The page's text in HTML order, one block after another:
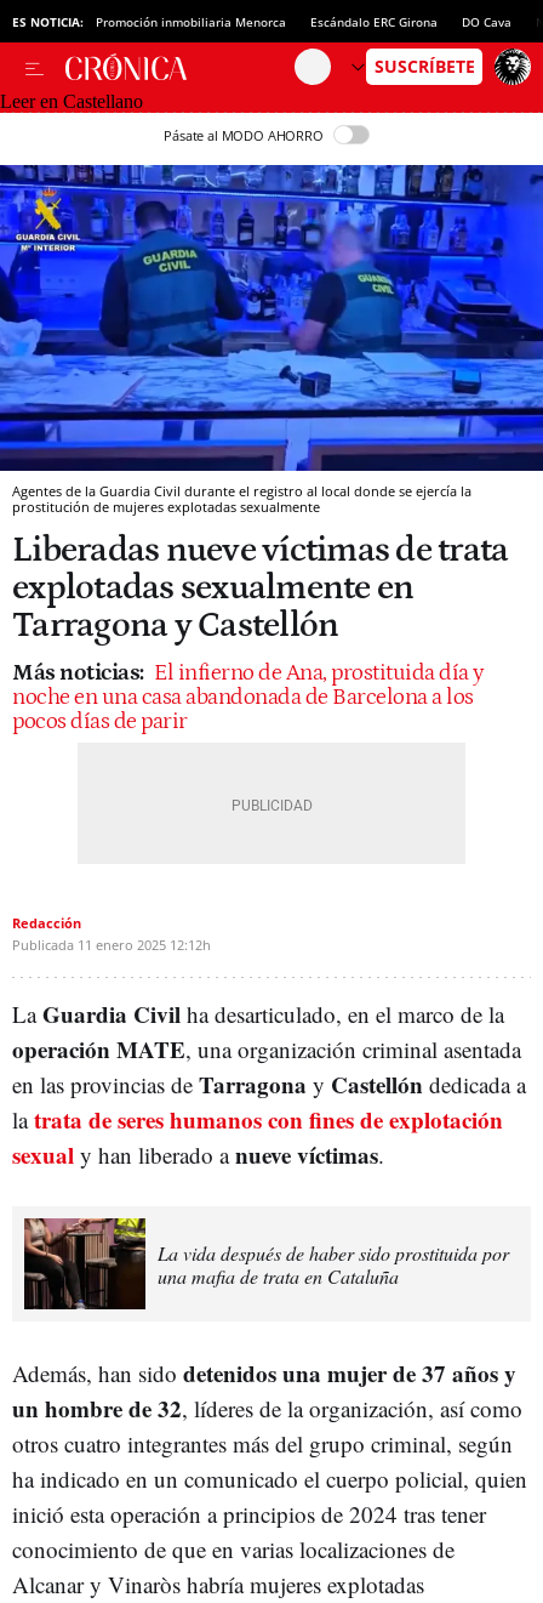
ES NOTICIA: Promoción inmobiliaria Menorca Escándalo ERC Girona DO Cava
Leer en Castellano
Pásate al MODO AHORRO
Agentes de la Guardia Civil durante el registro al local donde se ejercía la
prostitución de mujeres explotadas sexualmente
Liberadas nueve víctimas de trata
explotadas sexualmente en
Tarragona y Castellón
Más noticias: El infierno de Ana, prostituida día y
noche en una casa abandonada de Barcelona a los
pocos días de parir
Redacción
Publicada 11 enero 2025 12:12h
LaGuardia Civil ha desarticulado, en el marco de la
operación MATE, una organización criminal asentada
en las provincias de Tarragona y Castellón dedicada a
latrata de seres humanos con fines de explotación
sexual y han liberado anueve víctimas.
La vida después de haber sido prostituida por
una mafia de trata en Cataluña
Además, han sido detenidos una mujer de 37 años y
un hombre de 32, líderes de la organización, así como
otros cuatro integrantes más del grupo criminal, según
ha indicado en un comunicado el cuerpo policial, quien
inició esta operación a principios de 2024 tras tener
conocimiento de que en varias localizaciones de
Alcanar y Vinaròs habría mujeres explotadas